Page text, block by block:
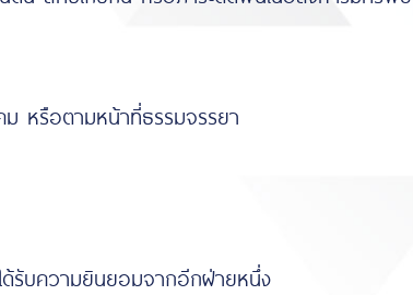
หรือตามหน้าที่ธรรมจรรยา
รับความยินยอมจากอีกฝ่ายหนึ่ง